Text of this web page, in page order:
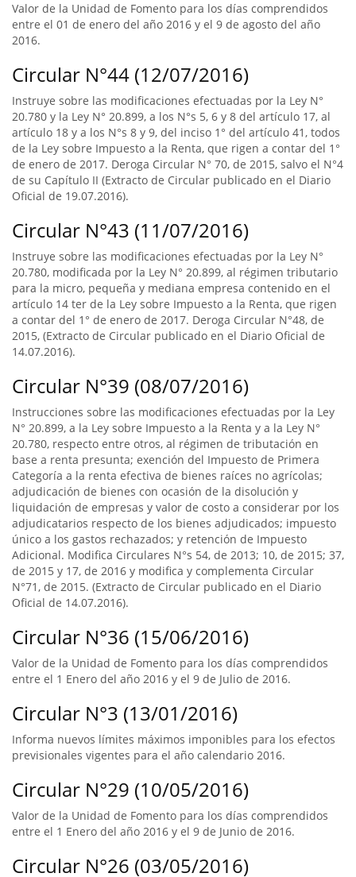
Valor de la Unidad de Fomento para los días comprendidos
entre el 01 de enero del año 2016 y el 9 de agosto del año
2016.
Circular N°44 (12/07/2016)
Instruye sobre las modificaciones efectuadas por la Ley N°
20.780 y la Ley N° 20.899, a los N°s 5, 6 y 8 del artículo 17, al
artículo 18 y a los N°s 8 y 9, del inciso 1° del artículo 41, todos
de la Ley sobre Impuesto a la Renta, que rigen a contar del 1°
de enero de 2017. Deroga Circular N° 70, de 2015, salvo el N°4
de su Capítulo II (Extracto de Circular publicado en el Diario
Oficial de 19.07.2016).
Circular N°43 (11/07/2016)
Instruye sobre las modificaciones efectuadas por la Ley N°
20.780, modificada por la Ley N° 20.899, al régimen tributario
para la micro, pequeña y mediana empresa contenido en el
artículo 14 ter de la Ley sobre Impuesto a la Renta, que rigen
a contar del 1° de enero de 2017. Deroga Circular N°48, de
2015, (Extracto de Circular publicado en el Diario Oficial de
14.07.2016).
Circular N°39 (08/07/2016)
Instrucciones sobre las modificaciones efectuadas por la Ley
N° 20.899, a la Ley sobre Impuesto a la Renta y a la Ley N°
20.780, respecto entre otros, al régimen de tributación en
base a renta presunta; exención del Impuesto de Primera
Categoría a la renta efectiva de bienes raíces no agrícolas;
adjudicación de bienes con ocasión de la disolución y
liquidación de empresas y valor de costo a considerar por los
adjudicatarios respecto de los bienes adjudicados; impuesto
único a los gastos rechazados; y retención de Impuesto
Adicional. Modifica Circulares N°s 54, de 2013; 10, de 2015; 37,
de 2015 y 17, de 2016 y modifica y complementa Circular
N°71, de 2015. (Extracto de Circular publicado en el Diario
Oficial de 14.07.2016).
Circular N°36 (15/06/2016)
Valor de la Unidad de Fomento para los días comprendidos
entre el 1 Enero del año 2016 y el 9 de Julio de 2016.
Circular N°3 (13/01/2016)
Informa nuevos límites máximos imponibles para los efectos
previsionales vigentes para el año calendario 2016.
Circular N°29 (10/05/2016)
Valor de la Unidad de Fomento para los días comprendidos
entre el 1 Enero del año 2016 y el 9 de Junio de 2016.
Circular N°26 (03/05/2016)